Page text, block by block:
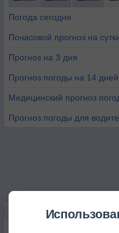
Погода сегодня
Почасовой прогноз на
Прогноз на 3 дня
Прогноз погоды на 14 дней
Медицинский прогноз
Прогноз погоды для
НОВОЕ О ПОГОДЕ